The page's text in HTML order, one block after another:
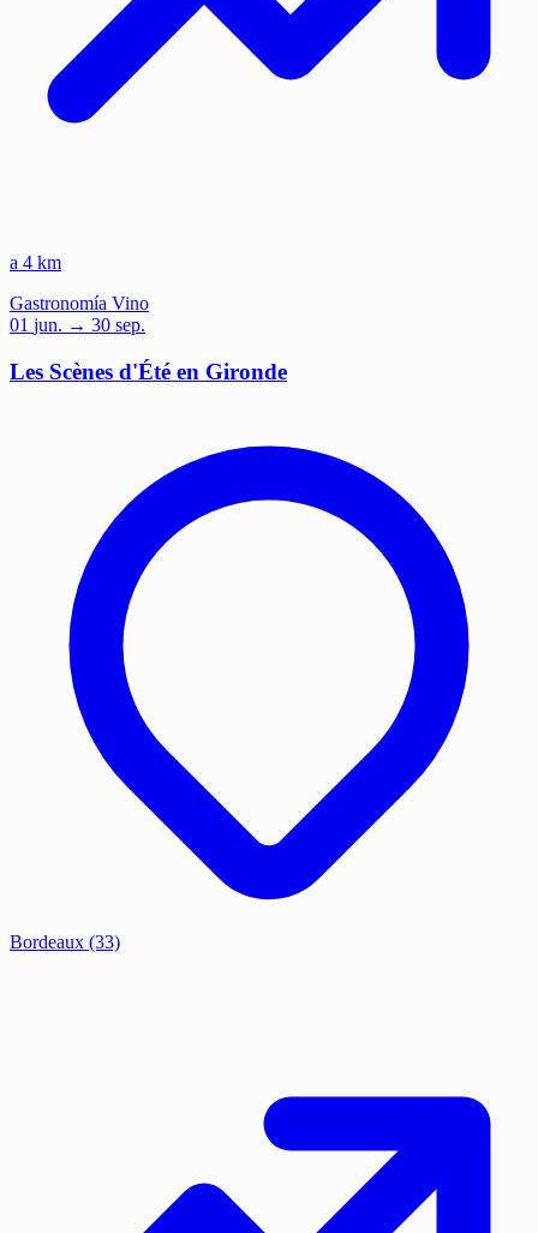
a 4 km
Gastronomía Vino
01 jun. → 30 sep.
Les Scènes d'Été en Gironde
Bordeaux (33)